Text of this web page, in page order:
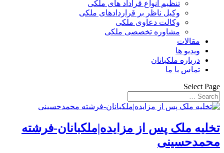
تنظیم انواع قراداد های ملکی
وکیل ناظر بر قراردادهای ملکی
وکالت دعاوی ملکی
مشاوره تخصصی ملکی
مقالات
ویدیو ها
درباره ملکبانان
تماس با ما
Select Page
تخلیه ملک پس از مزایده|ملکبانان-فرشته
محمدحسینی